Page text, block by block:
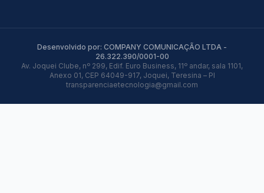
Desenvolvido por: COMPANY COMUNICAÇÃO LTDA -
26.322.390/0001-00
Av. Joquei Clube, nº 299, Edif. Euro Business, 11º andar, sala 1101,
Anexo 01, CEP 64049-917, Joquei, Teresina – PI
transparenciaetecnologia@gmail.com